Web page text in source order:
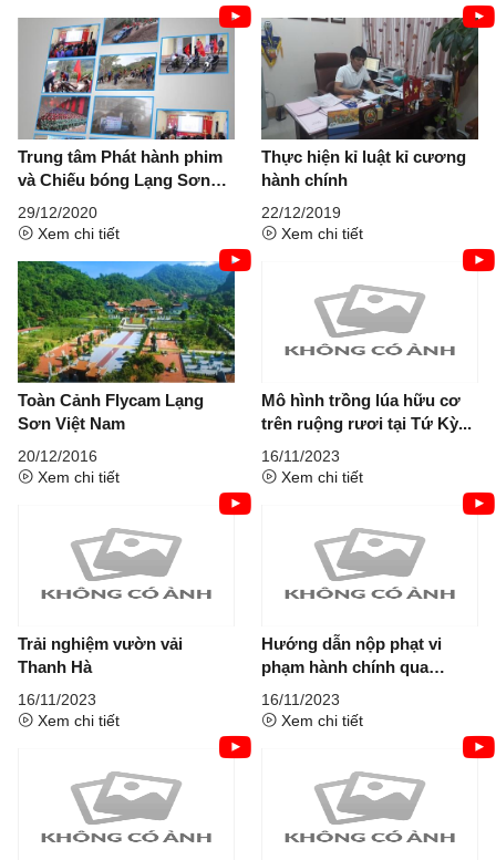
Trung tâm Phát hành phim
và Chiếu bóng Lạng Sơn
2020 Đổi mới nâng cao hiệu
quả Tuyên truyền và Chiếu
bóng lưu động tại vùng sâu
vùng xa phục vụ nhân dân.
29/12/2020
Xem chi tiết
Thực hiện kỉ luật kỉ cương
hành chính
22/12/2019
Xem chi tiết
Toàn Cảnh Flycam Lạng
Sơn Việt Nam
20/12/2016
Xem chi tiết
Mô hình trồng lúa hữu cơ
trên ruộng rươi tại Tứ Kỳ...
16/11/2023
Xem chi tiết
Trải nghiệm vườn vải
Thanh Hà
16/11/2023
Xem chi tiết
Hướng dẫn nộp phạt vi
phạm hành chính qua
Cổng...
16/11/2023
Xem chi tiết